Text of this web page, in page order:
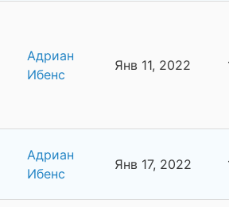
Адриан
Ибенс
Янв 11, 2022
Адриан
Ибенс
Янв 17, 2022